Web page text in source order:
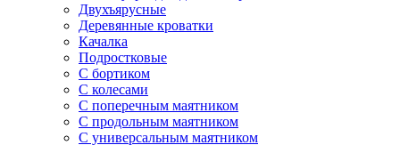
Двухъярусные
Деревянные кроватки
Качалка
Подростковые
С бортиком
С колесами
С поперечным маятником
С продольным маятником
С универсальным маятником